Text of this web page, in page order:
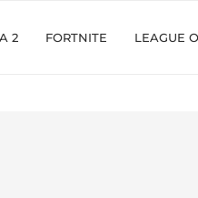
2 FORTNITE LEAGUE